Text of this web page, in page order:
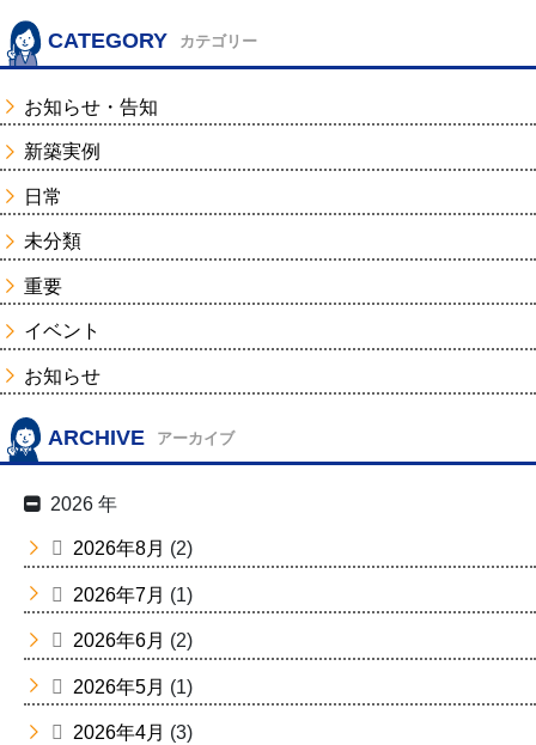
CATEGORY カテゴリー
お知らせ・告知
新築実例
日常
未分類
重要
イベント
お知らせ
ARCHIVE アーカイブ
2026 年
2026年8月 (2)
2026年7月 (1)
2026年6月 (2)
2026年5月 (1)
2026年4月 (3)